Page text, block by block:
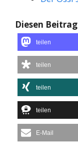
Diesen
teilen
teilen
teilen
teilen
E-Mail